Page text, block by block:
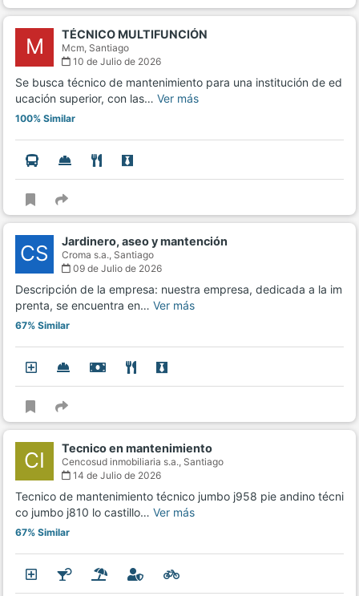
M TÉCNICO MULTIFUNCIÓN
Mcm, Santiago
10 de Julio de 2026
Se busca técnico de mantenimiento para una institución de ed
ucación superior, con las… Ver más
100% Similar
CS Jardinero, aseo y mantención
Croma s.a., Santiago
09 de Julio de 2026
Descripción de la empresa: nuestra empresa, dedicada a la im
prenta, se encuentra en… Ver más
67% Similar
CI Tecnico en mantenimiento
Cencosud inmobiliaria s.a., Santiago
14 de Julio de 2026
Tecnico de mantenimiento técnico jumbo j958 pie andino técni
co jumbo j810 lo castillo… Ver más
67% Similar